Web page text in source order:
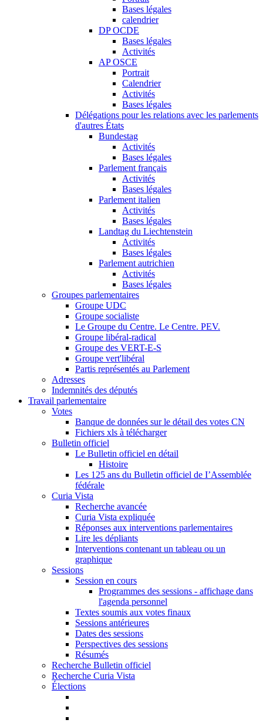
Bases légales
calendrier
DP OCDE
Bases légales
Activités
AP OSCE
Portrait
Calendrier
Activités
Bases légales
Délégations pour les relations avec les parlements
d'autres États
Bundestag
Activités
Bases légales
Parlement français
Activités
Bases légales
Parlement italien
Activités
Bases légales
Landtag du Liechtenstein
Activités
Bases légales
Parlement autrichien
Activités
Bases légales
Groupes parlementaires
Groupe UDC
Groupe socialiste
Le Groupe du Centre. Le Centre. PEV.
Groupe libéral-radical
Groupe des VERT-E-S
Groupe vert'libéral
Partis représentés au Parlement
Adresses
Indemnités des députés
Travail parlementaire
Votes
Banque de données sur le détail des votes CN
Fichiers xls à télécharger
Bulletin officiel
Le Bulletin officiel en détail
Histoire
Les 125 ans du Bulletin officiel de I’Assemblée
fédérale
Curia Vista
Recherche avancée
Curia Vista expliquée
Réponses aux interventions parlementaires
Lire les dépliants
Interventions contenant un tableau ou un
graphique
Sessions
Session en cours
Programmes des sessions - affichage dans
l'agenda personnel
Textes soumis aux votes finaux
Sessions antérieures
Dates des sessions
Perspectives des sessions
Résumés
Recherche Bulletin officiel
Recherche Curia Vista
Élections